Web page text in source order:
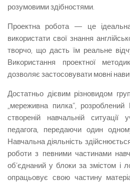
розумовими здібностями.
Проектна робота — це
використати свої знання
творчо, що дасть їм реальне
Використання проектної
дозволяє застосову­вати мовні
Достатньо дієвим різновидом
„мереживна пилка”,
створеній навчальній
педагога, передаючи один
Навчальна діяльність
роботи з певними частинами
об’єднаний у блоки за змістом і
опрацьовує свою частину